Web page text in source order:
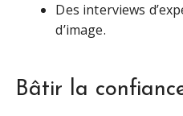
Des interviews
d’image.
Bâtir la